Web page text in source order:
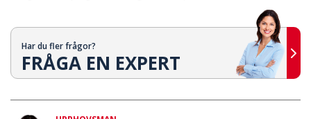
Har du fler frågor?
FRÅGA EN EXPERT